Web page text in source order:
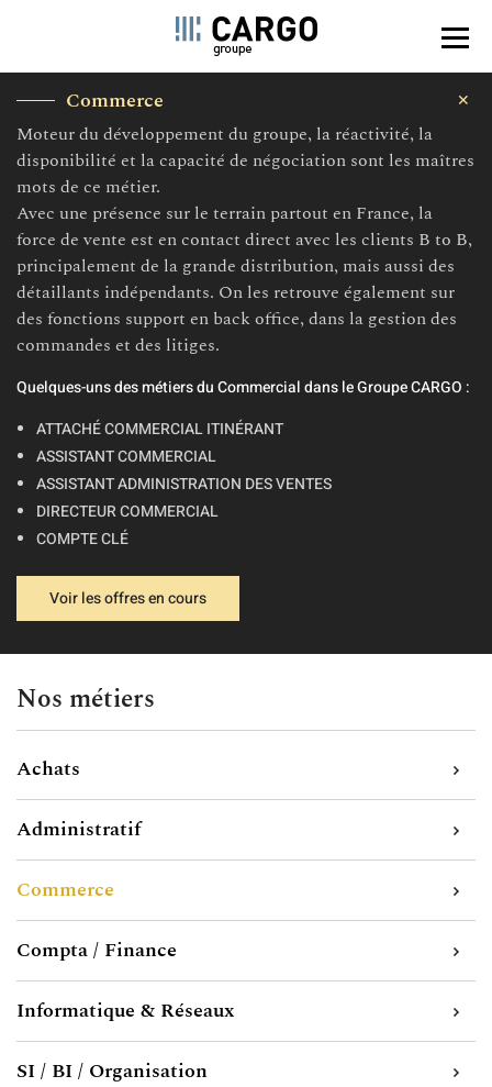
contenido
principal
Nos métiers
Achats
Administratif
Commerce
Compta / Finance
Informatique & Réseaux
SI / BI / Organisation
✕
Commerce
Moteur du développement du groupe, la réactivité, la
disponibilité et la capacité de négociation sont les maîtres
mots de ce métier.
Avec une présence sur le terrain partout en France, la
force de vente est en contact direct avec les clients B to B,
principalement de la grande distribution, mais aussi des
détaillants indépendants. On les retrouve également sur
des fonctions support en back office, dans la gestion des
commandes et des litiges.
Quelques-uns des métiers du Commercial dans le Groupe CARGO :
ATTACHÉ COMMERCIAL ITINÉRANT
ASSISTANT COMMERCIAL
ASSISTANT ADMINISTRATION DES VENTES
DIRECTEUR COMMERCIAL
COMPTE CLÉ
Voir les offres en cours